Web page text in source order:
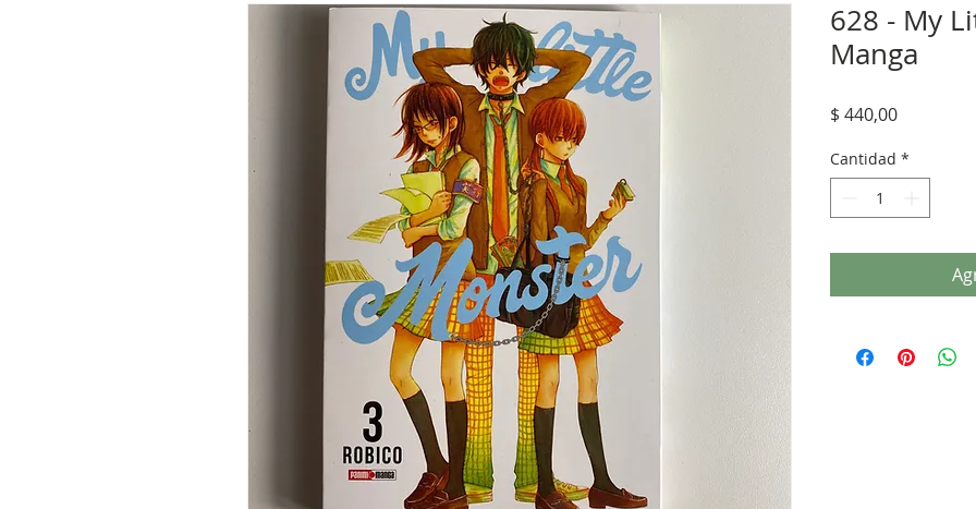
628 - My
Manga
$ 440,00Precio
Cantidad *